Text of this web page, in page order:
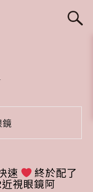
速 終於配了
視眼鏡阿